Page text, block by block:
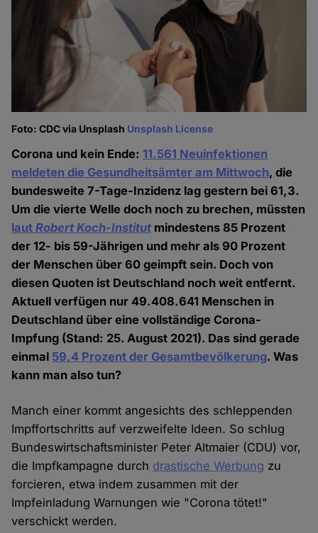
Foto: CDC via Unsplash Unsplash License
Corona und kein Ende: 11.561 Neuinfektionen
meldeten die Gesundheitsämter am Mittwoch, die
bundesweite 7-Tage-Inzidenz lag gestern bei 61,3.
Um die vierte Welle doch noch zu brechen, müssten
lautRobert Koch-Institut mindestens 85 Prozent
der 12- bis 59-Jährigen und mehr als 90 Prozent
der Menschen über 60 geimpft sein. Doch von
diesen Quoten ist Deutschland noch weit entfernt.
Aktuell verfügen nur 49.408.641 Menschen in
Deutschland über eine vollständige Corona-
Impfung (Stand: 25. August 2021). Das sind gerade
einmal 59,4 Prozent der Gesamtbevölkerung. Was
kann man also tun?
Manch einer kommt angesichts des schleppenden
Impffortschritts auf verzweifelte Ideen. So schlug
Bundeswirtschaftsminister Peter Altmaier (CDU) vor,
die Impfkampagne durch drastische Werbung zu
forcieren, etwa indem zusammen mit der
Impfeinladung Warnungen wie "Corona tötet!"
verschickt werden.